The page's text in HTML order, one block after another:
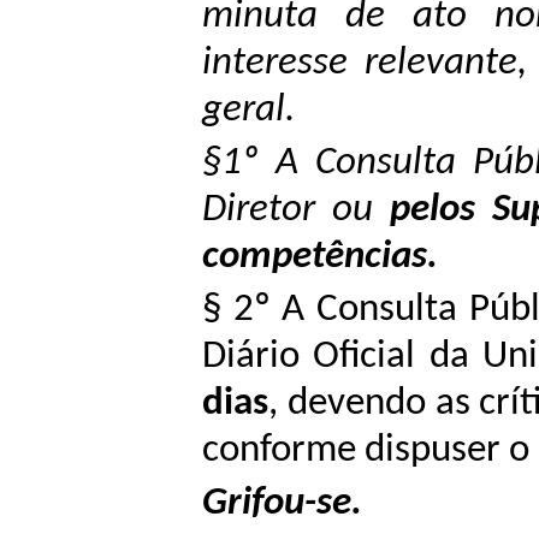
minuta de ato
interesse
geral.
§1º A Consulta
Diretor oupelos
competências.
§ 2º A Consulta
Diário Oficial da
dias, devendo as
conforme dispuser
Grifou-se.